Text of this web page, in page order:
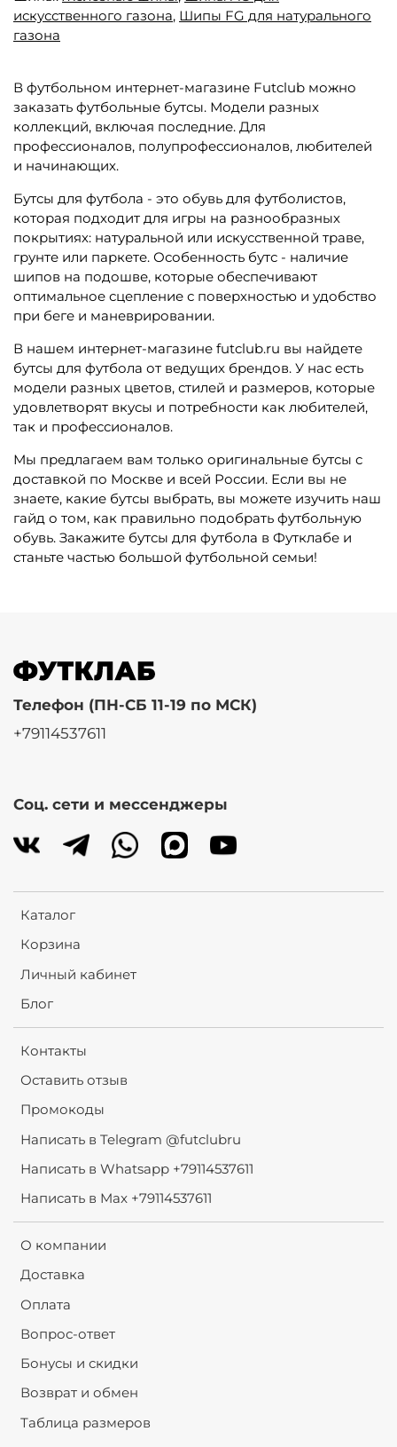
искусственного газона, Шипы FG для натурального
газона
В футбольном интернет-магазине Futclub можно
заказать футбольные бутсы. Модели разных
коллекций, включая последние. Для
профессионалов, полупрофессионалов, любителей
и начинающих.
Бутсы для футбола - это обувь для футболистов,
которая подходит для игры на разнообразных
покрытиях: натуральной или искусственной траве,
грунте или паркете. Особенность бутс - наличие
шипов на подошве, которые обеспечивают
оптимальное сцепление с поверхностью и удобство
при беге и маневрировании.
В нашем интернет-магазине futclub.ru вы найдете
бутсы для футбола от ведущих брендов. У нас есть
модели разных цветов, стилей и размеров, которые
удовлетворят вкусы и потребности как любителей,
так и профессионалов.
Мы предлагаем вам только оригинальные бутсы с
доставкой по Москве и всей России. Если вы не
знаете, какие бутсы выбрать, вы можете изучить наш
гайд о том, как правильно подобрать футбольную
обувь. Закажите бутсы для футбола в Футклабе и
станьте частью большой футбольной семьи!
Каталог
Корзина
Личный кабинет
Блог
Контакты
Оставить отзыв
Промокоды
Написать в Telegram @futclubru
Написать в Whatsapp +79114537611
Написать в Max +79114537611
О компании
Доставка
Оплата
Вопрос-ответ
Бонусы и скидки
Возврат и обмен
Таблица размеров
Телефон (ПН-СБ 11-19 по МСК)
+79114537611
Соц. сети и мессенджеры